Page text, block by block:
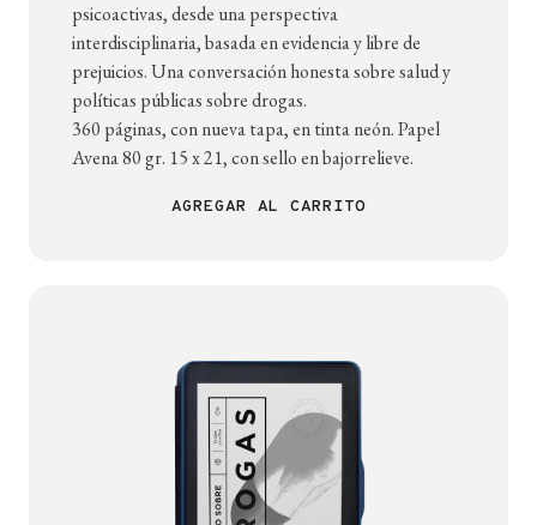
psicoactivas, desde una perspectiva
interdisciplinaria, basada en evidencia y libre de
prejuicios. Una conversación honesta sobre salud y
políticas públicas sobre drogas.
360 páginas, con nueva tapa, en tinta neón. Papel
Avena 80 gr. 15 x 21, con sello en bajorrelieve.
AGREGAR AL CARRITO